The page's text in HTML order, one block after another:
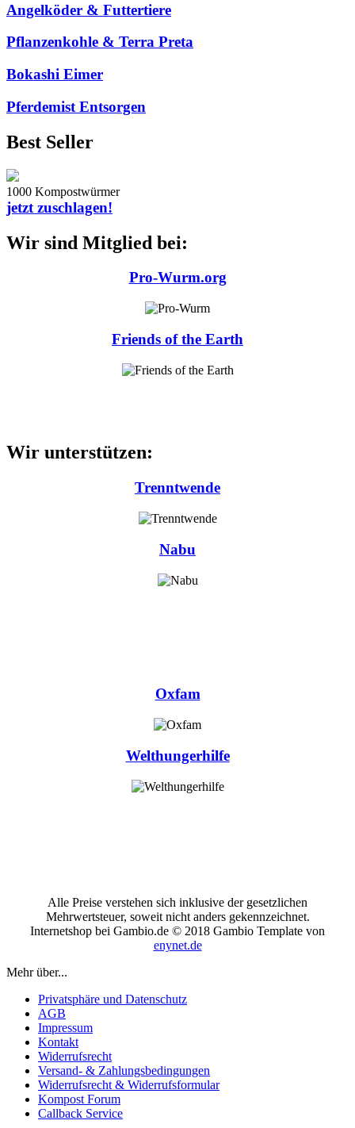
Angelköder & Futtertiere
Pflanzenkohle & Terra Preta
Bokashi Eimer
Pferdemist Entsorgen
Best Seller
1000 Kompostwürmer
jetzt zuschlagen!
Wir sind Mitglied bei:
Pro-Wurm.org
Friends of the Earth
Wir unterstützen:
Trenntwende
Nabu
Oxfam
Welthungerhilfe
Alle Preise verstehen sich inklusive der gesetzlichen
Mehrwertsteuer, soweit nicht anders gekennzeichnet.
Internetshop bei Gambio.de © 2018 Gambio Template von
enynet.de
Mehr über...
Privatsphäre und Datenschutz
AGB
Impressum
Kontakt
Widerrufsrecht
Versand- & Zahlungsbedingungen
Widerrufsrecht & Widerrufsformular
Kompost Forum
Callback Service